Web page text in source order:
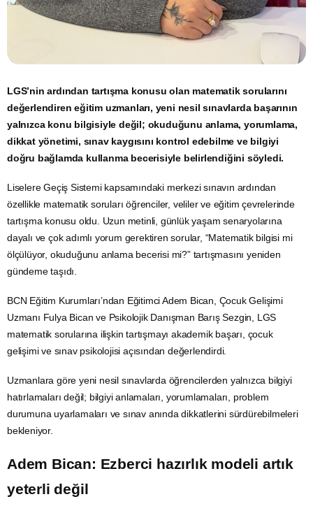
LGS’nin ardından tartışma konusu olan matematik sorularını
değerlendiren eğitim uzmanları, yeni nesil sınavlarda başarının
yalnızca konu bilgisiyle değil; okuduğunu anlama, yorumlama,
dikkat yönetimi, sınav kaygısını kontrol edebilme ve bilgiyi
doğru bağlamda kullanma becerisiyle belirlendiğini söyledi.
Liselere Geçiş Sistemi kapsamındaki merkezi sınavın ardından
özellikle matematik soruları öğrenciler, veliler ve eğitim çevrelerinde
tartışma konusu oldu. Uzun metinli, günlük yaşam senaryolarına
dayalı ve çok adımlı yorum gerektiren sorular, “Matematik bilgisi mi
ölçülüyor, okuduğunu anlama becerisi mi?” tartışmasını yeniden
gündeme taşıdı.
BCN Eğitim Kurumları’ndan Eğitimci Adem Bican, Çocuk Gelişimi
Uzmanı Fulya Bican ve Psikolojik Danışman Barış Sezgin, LGS
matematik sorularına ilişkin tartışmayı akademik başarı, çocuk
gelişimi ve sınav psikolojisi açısından değerlendirdi.
Uzmanlara göre yeni nesil sınavlarda öğrencilerden yalnızca bilgiyi
hatırlamaları değil; bilgiyi anlamaları, yorumlamaları, problem
durumuna uyarlamaları ve sınav anında dikkatlerini sürdürebilmeleri
bekleniyor.
Adem Bican: Ezberci hazırlık modeli artık
yeterli değil